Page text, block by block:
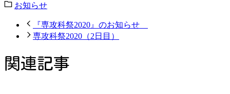
お知らせ
『専攻科祭2020』のお知らせ
専攻科祭2020（2日目）
関連記事